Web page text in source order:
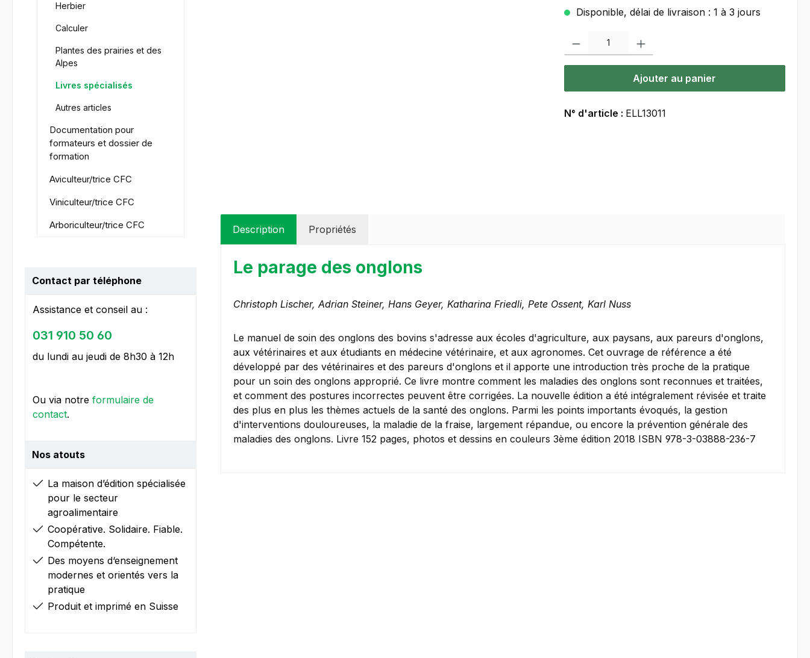
Herbier
Calculer
Plantes des prairies et des
Alpes
Livres spécialisés
Autres articles
Documentation pour
formateurs et dossier de
formation
Aviculteur/trice CFC
Viniculteur/trice CFC
Arboriculteur/trice CFC
Contact par téléphone
Assistance et conseil au :
031 910 50 60
du lundi au jeudi de 8h30 à 12h
Ou via notre formulaire de
contact.
Nos atouts
La maison d’édition spécialisée
pour le secteur
agroalimentaire
Coopérative. Solidaire. Fiable.
Compétente.
Des moyens d‘enseignement
modernes et orientés vers la
pratique
Produit et imprimé en Suisse
Disponible, délai de livraison : 1 à 3 jours
Ajouter au panier
N° d'article : ELL13011
Description Propriétés
Le parage des onglons
Christoph Lischer, Adrian Steiner, Hans Geyer, Katharina Friedli, Pete Ossent, Karl Nuss
Le manuel de soin des onglons des bovins s'adresse aux écoles d'agriculture, aux paysans, aux pareurs d'onglons,
aux vétérinaires et aux étudiants en médecine vétérinaire, et aux agronomes. Cet ouvrage de référence a été
développé par des vétérinaires et des pareurs d'onglons et il apporte une introduction très proche de la pratique
pour un soin des onglons approprié. Ce livre montre comment les maladies des onglons sont reconnues et traitées,
et comment des postures incorrectes peuvent être corrigées. La nouvelle édition a été intégralement révisée et traite
des plus en plus les thèmes actuels de la santé des onglons. Parmi les points importants évoqués, la gestion
d'interventions douloureuses, la maladie de la fraise, largement répandue, ou encore la prévention générale des
maladies des onglons. Livre 152 pages, photos et dessins en couleurs 3ème édition 2018 ISBN 978-3-03888-236-7